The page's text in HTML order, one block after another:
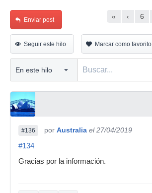
« ‹ 6
Enviar post
Seguir este hilo Marcar como favorito
#136 por Australia el 27/04/2019
#134
Gracias por la información.